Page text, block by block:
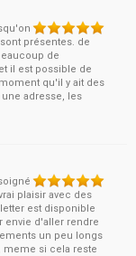
présentes. de
de
il est possible de
qu'il y ait des
adresse, les
plaisir avec des
est disponible
envie d'aller rendre
un peu longs
meme si cela reste